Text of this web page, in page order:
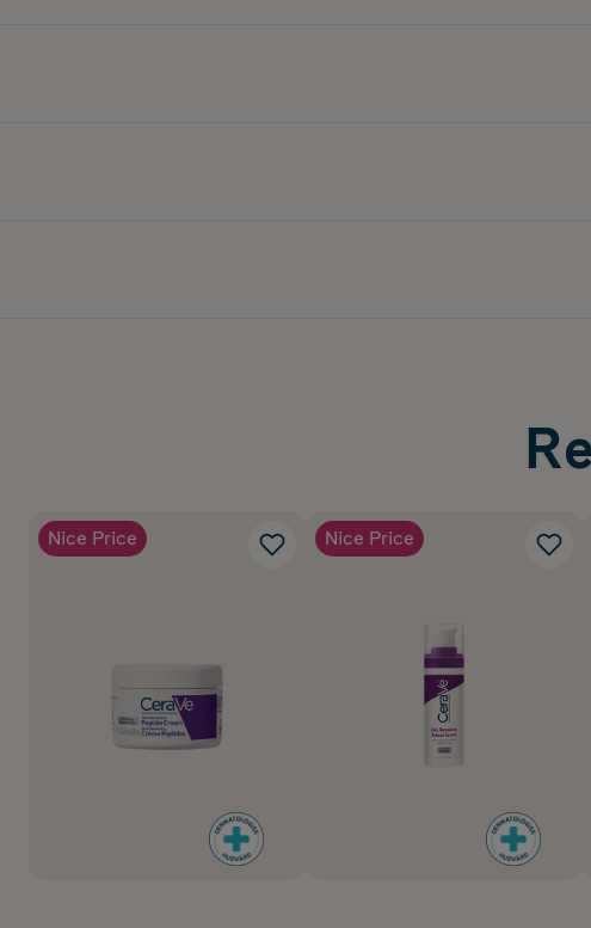
Nice Price Nice Price